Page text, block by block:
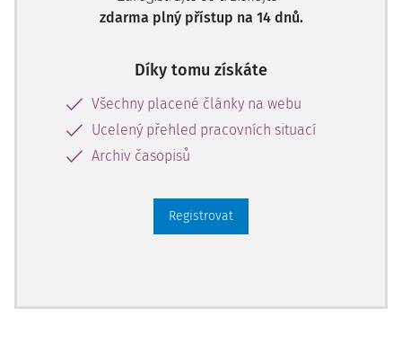
zdarma plný přístup na 14 dnů.
Díky tomu získáte
Všechny placené články na webu
Ucelený přehled pracovních situací
Archiv časopisů
Registrovat